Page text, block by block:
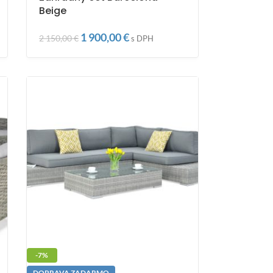
Beige
2 150,00€ 1 900,00€s DPH
-7%